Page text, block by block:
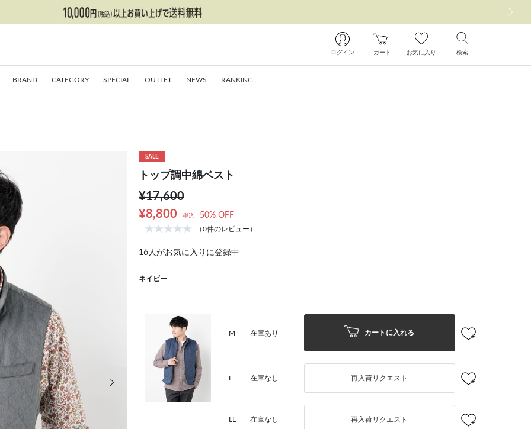
ログイン カート お気に入り 検索
BRAND CATEGORY SPECIAL OUTLET NEWS RANKING
SALE
トップ調中綿ベスト
¥17,600
¥8,800
税込 50% OFF
（0件のレビュー）
16人がお気に入りに登録中
ネイビー
M 在庫あり カートに入れる
L 在庫なし 再入荷リクエスト
LL 在庫なし 再入荷リクエスト